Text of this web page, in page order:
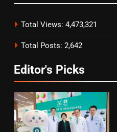
Total Views: 4,473,321
Total Posts: 2,642
Editor's Picks